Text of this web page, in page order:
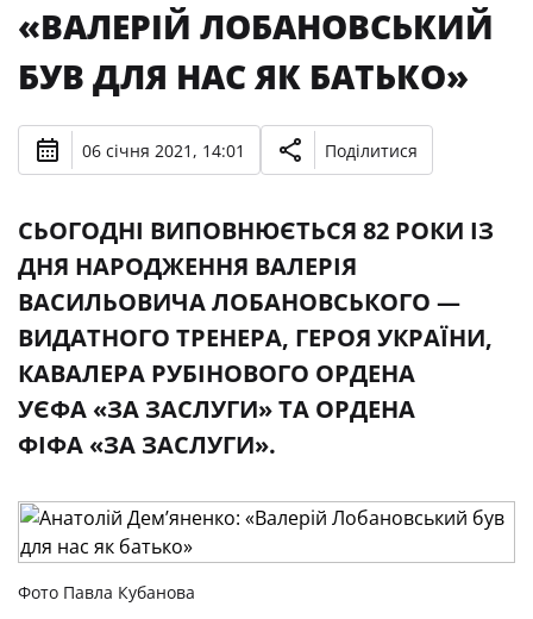
«ВАЛЕРІЙ ЛОБАНОВСЬКИЙ
БУВ ДЛЯ НАС ЯК БАТЬКО»
06 січня 2021, 14:01 Поділитися
СЬОГОДНІ ВИПОВНЮЄТЬСЯ 82 РОКИ ІЗ
ДНЯ НАРОДЖЕННЯ ВАЛЕРІЯ
ВАСИЛЬОВИЧА ЛОБАНОВСЬКОГО —
ВИДАТНОГО ТРЕНЕРА, ГЕРОЯ УКРАЇНИ,
КАВАЛЕРА РУБІНОВОГО ОРДЕНА
УЄФА «ЗА ЗАСЛУГИ» ТА ОРДЕНА
ФІФА «ЗА ЗАСЛУГИ».
Фото Павла Кубанова